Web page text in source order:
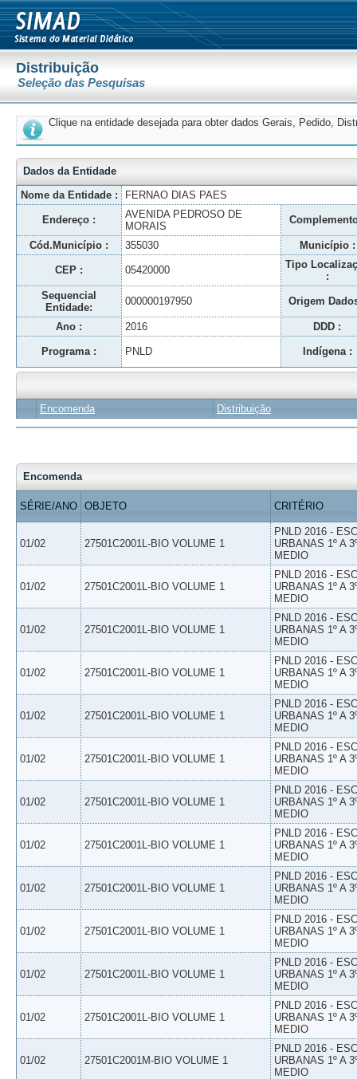
Distribuição
Seleção das Pesquisas
Clique na entidade desejada para obter dados Gerais, Pedido,
Dados da Entidade
Nome da Entidade :
FERNAO DIAS PAES
Endereço :
AVENIDA PEDROSO DE
MORAIS
Cód.Município : 355030 Município :
CEP : 05420000
Tipo
:
Sequencial
Entidade:
000000197950 Origem
Ano : 2016 DDD :
Programa : PNLD Indígena :
Encomenda Distribuição
Encomenda
SÉRIE/ANO OBJETO CRITÉRIO
01/02 27501C2001L-BIO VOLUME 1
PNLD 2016 -
URBANAS 1º A
MEDIO
01/02 27501C2001L-BIO VOLUME 1
PNLD 2016 -
URBANAS 1º A
MEDIO
01/02 27501C2001L-BIO VOLUME 1
PNLD 2016 -
URBANAS 1º A
MEDIO
01/02 27501C2001L-BIO VOLUME 1
PNLD 2016 -
URBANAS 1º A
MEDIO
01/02 27501C2001L-BIO VOLUME 1
PNLD 2016 -
URBANAS 1º A
MEDIO
01/02 27501C2001L-BIO VOLUME 1
PNLD 2016 -
URBANAS 1º A
MEDIO
01/02 27501C2001L-BIO VOLUME 1
PNLD 2016 -
URBANAS 1º A
MEDIO
01/02 27501C2001L-BIO VOLUME 1
PNLD 2016 -
URBANAS 1º A
MEDIO
01/02 27501C2001L-BIO VOLUME 1
PNLD 2016 -
URBANAS 1º A
MEDIO
01/02 27501C2001L-BIO VOLUME 1
PNLD 2016 -
URBANAS 1º A
MEDIO
01/02 27501C2001L-BIO VOLUME 1
PNLD 2016 -
URBANAS 1º A
MEDIO
01/02 27501C2001L-BIO VOLUME 1
PNLD 2016 -
URBANAS 1º A
MEDIO
01/02 27501C2001M-BIO VOLUME 1
PNLD 2016 -
URBANAS 1º A
MEDIO